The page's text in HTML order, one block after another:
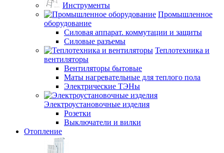
Инструменты
Промышленное
оборудование
Силовая аппарат. коммутации и защиты
Силовые разъемы
Теплотехника и
вентиляторы
Вентиляторы бытовые
Маты нагревательные для теплого пола
Электрические ТЭНы
Электроустановочные изделия
Розетки
Выключатели и вилки
Отопление